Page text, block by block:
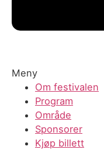
Meny
Om festivalen
Program
Område
Sponsorer
Kjøp billett